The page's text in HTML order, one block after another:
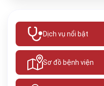
Dịch vụ nổi bật
Sơ đồ bệnh viện